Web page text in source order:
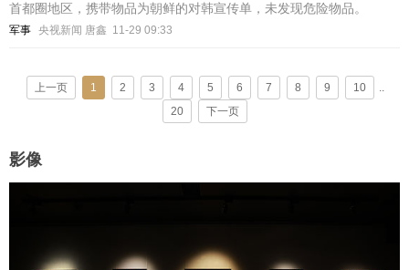
首都圈地区，携带物品为朝鲜的对韩宣传单，未发现危险物品。
军事 央视新闻 唐鑫 11-29 09:33
上一页 1 2 3 4 5 6 7 8 9 10
..
20
下一页
影像